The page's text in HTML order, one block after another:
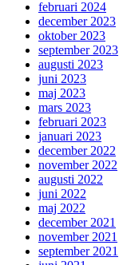
februari 2024
december 2023
oktober 2023
september 2023
augusti 2023
juni 2023
maj 2023
mars 2023
februari 2023
januari 2023
december 2022
november 2022
augusti 2022
juni 2022
maj 2022
december 2021
november 2021
september 2021